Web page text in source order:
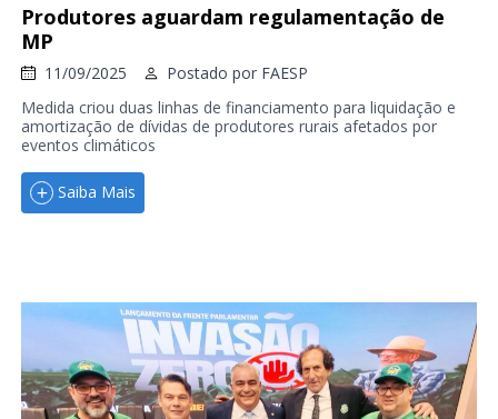
Produtores aguardam regulamentação de
MP
11/09/2025 Postado por FAESP
Medida criou duas linhas de financiamento para liquidação e
amortização de dívidas de produtores rurais afetados por
eventos climáticos
Saiba Mais